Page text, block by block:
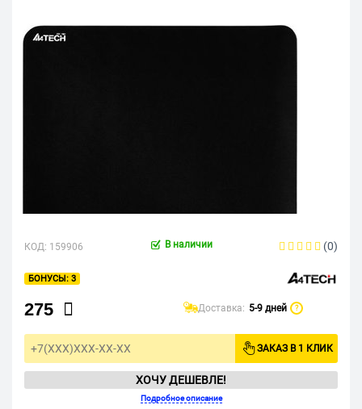
КОД: 159906 В наличии (0)
3
275 Доставка: 5-9 дней ?
ЗАКАЗ В 1 КЛИК
ХОЧУ ДЕШЕВЛЕ!
Подробное описание